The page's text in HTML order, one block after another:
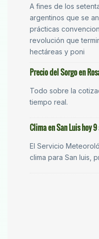
A fines de los
argentinos que se
prácticas
revolución que
hectáreas y poni
Precio del Sorgo en
Todo sobre la
tiempo real.
Clima en San Luis hoy
El Servicio
clima para San luis,